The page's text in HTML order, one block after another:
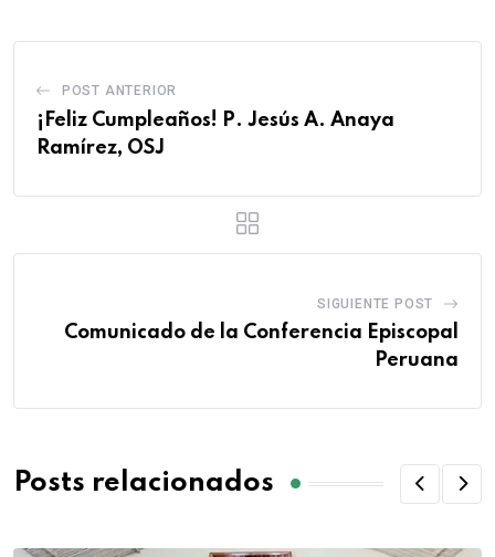
POST ANTERIOR
¡Feliz Cumpleaños! P. Jesús A. Anaya
Ramírez, OSJ
SIGUIENTE POST
Comunicado de la Conferencia Episcopal
Peruana
Posts relacionados